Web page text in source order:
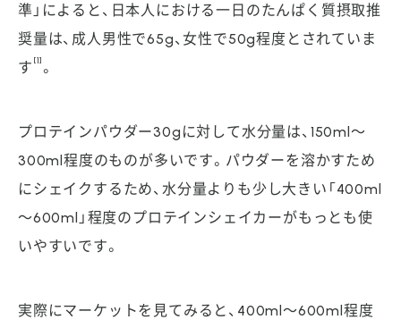
準」によると、日本人における一日のたんぱく質摂取推
奨量は、成人男性で65g、女性で50g程度とされていま
す [1]。
プロテインパウダー30gに対して水分量は、150ml～
300ml程度のものが多いです。パウダーを溶かすため
にシェイクするため、水分量よりも少し大きい「400ml
～600ml」程度のプロテインシェイカーがもっとも使
いやすいです。
実際にマーケットを見てみると、400ml～600ml程度